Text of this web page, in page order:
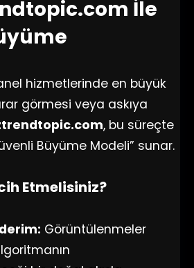
İle
hizmetlerinde en büyük
görmesi veya askıya
, bu süreçte
Büyüme Modeli” sunar.
Etmelisiniz?
Görüntülenmeler